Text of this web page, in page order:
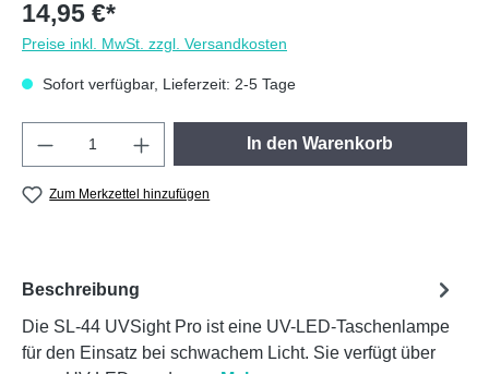
14,95 €*
Preise inkl. MwSt. zzgl. Versandkosten
Sofort verfügbar, Lieferzeit: 2-5 Tage
Produkt Anzahl: Gib den gewünschten
In den Warenkorb
Zum Merkzettel hinzufügen
Beschreibung
Die SL-44 UVSight Pro ist eine UV-LED-Taschenlampe
für den Einsatz bei schwachem Licht. Sie verfügt über